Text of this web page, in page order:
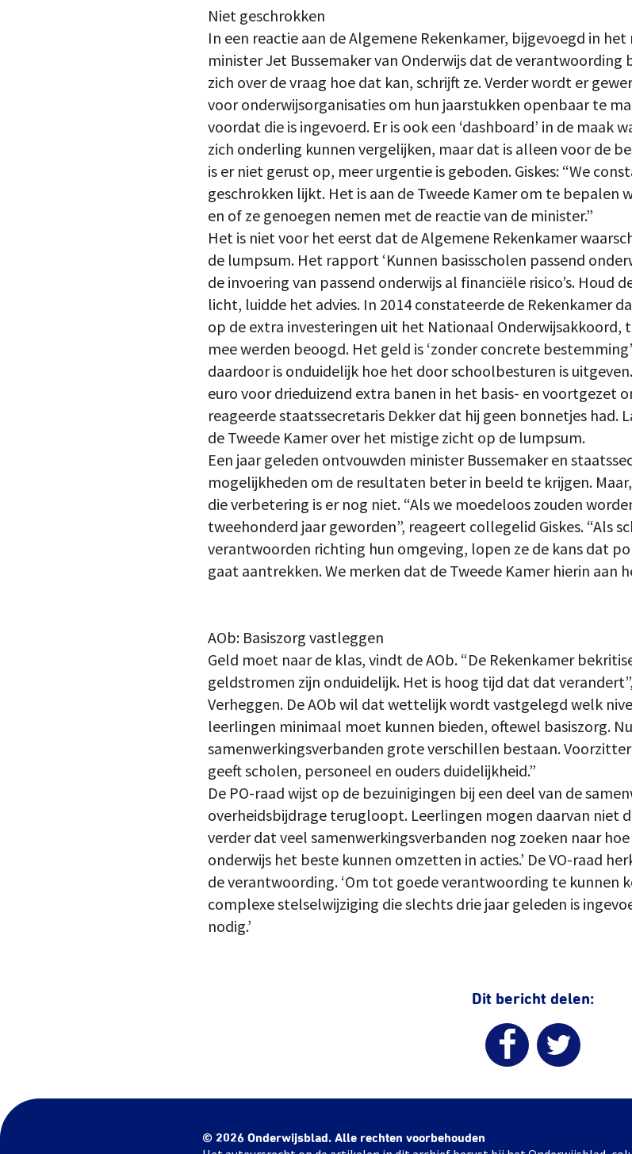
Niet geschrokken
In een reactie aan de Algemene Rekenkamer, bijgevoegd in
minister Jet Bussemaker van Onderwijs dat de
zich over de vraag hoe dat kan, schrijft ze. Verder wordt er
voor onderwijsorganisaties om hun jaarstukken openbaar te
voordat die is ingevoerd. Er is ook een ‘dashboard’ in de maak
zich onderling kunnen vergelijken, maar dat is alleen voor de
is er niet gerust op, meer urgentie is geboden. Giskes: “We
geschrokken lijkt. Het is aan de Tweede Kamer om te bepalen
en of ze genoegen nemen met de reactie van de minister.”
Het is niet voor het eerst dat de Algemene Rekenkamer
de lumpsum. Het rapport ‘Kunnen basisscholen passend
de invoering van passend onderwijs al financiële risico’s. Houd
licht, luidde het advies. In 2014 constateerde de Rekenkamer
op de extra investeringen uit het Nationaal Onderwijsakkoord,
mee werden beoogd. Het geld is ‘zonder concrete
daardoor is onduidelijk hoe het door schoolbesturen is
euro voor drieduizend extra banen in het basis- en voortgezet
reageerde staatssecretaris Dekker dat hij geen bonnetjes had.
de Tweede Kamer over het mistige zicht op de lumpsum.
Een jaar geleden ontvouwden minister Bussemaker en
mogelijkheden om de resultaten beter in beeld te krijgen.
die verbetering is er nog niet. “Als we moedeloos zouden
tweehonderd jaar geworden”, reageert collegelid Giskes. “Als
verantwoorden richting hun omgeving, lopen ze de kans dat
gaat aantrekken. We merken dat de Tweede Kamer hierin aan
AOb: Basiszorg vastleggen
Geld moet naar de klas, vindt de AOb. “De Rekenkamer
geldstromen zijn onduidelijk. Het is hoog tijd dat dat
Verheggen. De AOb wil dat wettelijk wordt vastgelegd welk
leerlingen minimaal moet kunnen bieden, oftewel basiszorg.
samenwerkingsverbanden grote verschillen bestaan.
geeft scholen, personeel en ouders duidelijkheid.”
De PO-raad wijst op de bezuinigingen bij een deel van de
overheidsbijdrage terugloopt. Leerlingen mogen daarvan niet
verder dat veel samenwerkingsverbanden nog zoeken naar
onderwijs het beste kunnen omzetten in acties.’ De VO-raad
de verantwoording. ‘Om tot goede verantwoording te kunnen
complexe stelselwijziging die slechts drie jaar geleden is
nodig.’
Dit bericht delen:
© 2026 Onderwijsblad. Alle rechten voorbehouden